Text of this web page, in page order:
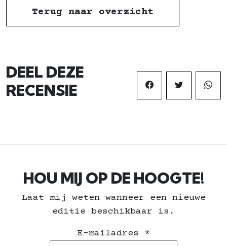
Terug naar overzicht
DEEL DEZE
RECENSIE
HOU MIJ OP DE HOOGTE!
Laat mij weten wanneer een nieuwe
editie beschikbaar is.
E-mailadres *